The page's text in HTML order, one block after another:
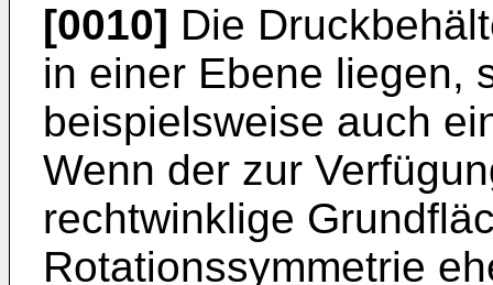
[0010] Die
in einer Ebene liegen,
beispielsweise auch
Wenn der zur
rechtwinklige
Rotationssymmetrie